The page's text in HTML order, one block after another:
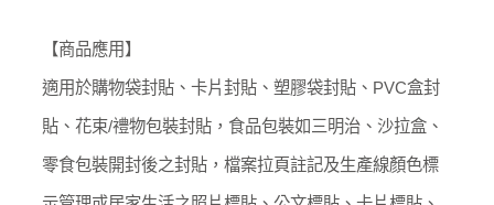
【商品應用】
適用於購物袋封貼、卡片封貼、塑膠袋封貼、PVC盒封
貼、花束/禮物包裝封貼，食品包裝如三明治、沙拉盒、
零食包裝開封後之封貼，檔案拉頁註記及生產線顏色標